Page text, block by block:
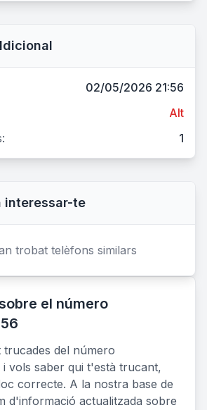
02/05/2026 21:56
Alt
1
interessar-te
trobat telèfons similars
el número
trucades del número
i vols saber qui t'està trucant,
correcte. A la nostra base de
d'informació actualitzada sobre